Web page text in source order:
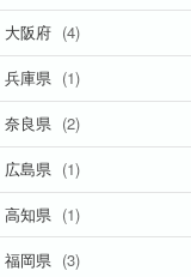
大阪府 (4)
兵庫県 (1)
奈良県 (2)
広島県 (1)
高知県 (1)
福岡県 (3)